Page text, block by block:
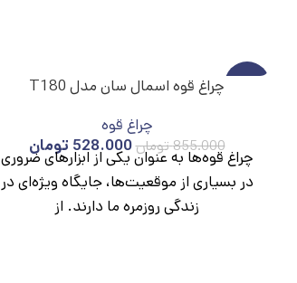
چراغ قوه اسمال سان مدل T180
چراغ قوه
855.000تومان528.000 تومان
چراغ قوه‌ها به عنوان یکی از ابزارهای ضروری
در بسیاری از موقعیت‌ها، جایگاه ویژه‌ای در
زندگی روزمره ما دارند. از